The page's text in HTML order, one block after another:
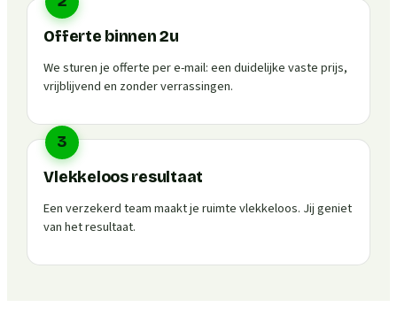
Offerte binnen 2u
We sturen je offerte per e-mail: een duidelijke vaste prijs,
vrijblijvend en zonder verrassingen.
3
Vlekkeloos resultaat
Een verzekerd team maakt je ruimte vlekkeloos. Jij geniet
van het resultaat.